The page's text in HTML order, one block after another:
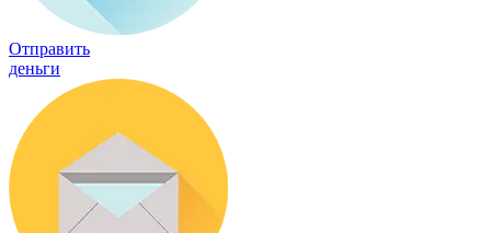
Отправить
деньги